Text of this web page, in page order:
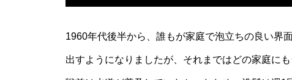
1960年代後半から、誰もが家庭で泡立ちの良い界
出すようになりましたが、それまではどの家庭に